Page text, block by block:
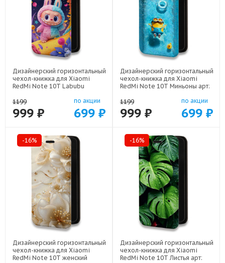
Дизайнерский горизонтальный
чехол-книжка для Xiaomi
RedMi Note 10T Labubu
1199
999 ₽
по акции
699 ₽
Дизайнерский горизонтальный
чехол-книжка для Xiaomi
RedMi Note 10T Миньоны арт:
1199
999 ₽
по акции
699 ₽
-16%
Дизайнерский горизонтальный
чехол-книжка для Xiaomi
RedMi Note 10T женский
-16%
Дизайнерский горизонтальный
чехол-книжка для Xiaomi
RedMi Note 10T Листья арт: